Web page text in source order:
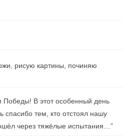
рисую картины, починяю
В этот особенный день
спасибо тем, кто отстоял нашу
через тяжёлые испытания… ”